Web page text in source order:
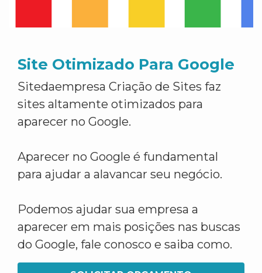
Site Otimizado Para Google
Sitedaempresa Criação de Sites faz
sites altamente otimizados para
aparecer no Google.
Aparecer no Google é fundamental
para ajudar a alavancar seu negócio.
Podemos ajudar sua empresa a
aparecer em mais posições nas buscas
do Google, fale conosco e saiba como.